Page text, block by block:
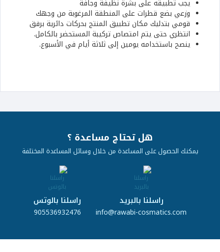
يجب تطبيقه على بشرة نظيفة وجافة
وزعي بضع قطرات على المنطقة المرغوبة من وجهك
قومي بتدليك مكان تطبيق المنتج بحركات دائرية برفق
انتظري حتى يتم امتصاص تركيبة المستحضر بالكامل.
ينصح باستخدامه يومين إلى ثلاثة أيام في الأسبوع.
هل تحتاج مساعدة ؟
يمكنك الحصول على المساعدة من خلال وسائل المساعدة المختلفة
راسلنا بالبريد
info@rawabi-cosmatics.com
راسلنا بالوتس
905536932476